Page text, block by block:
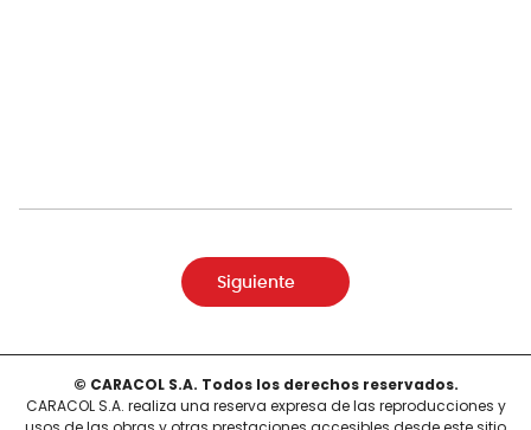
Siguiente
© CARACOL S.A. Todos los derechos reservados.
CARACOL S.A. realiza una reserva expresa de las reproducciones y